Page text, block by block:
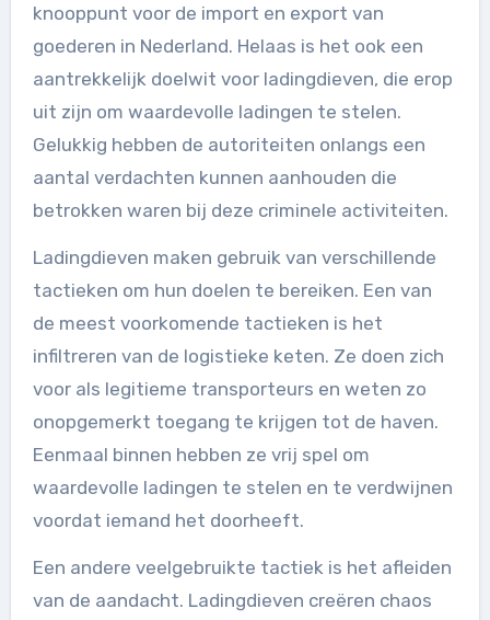
knooppunt voor de import en export van
goederen in Nederland. Helaas is het ook een
aantrekkelijk doelwit voor ladingdieven, die erop
uit zijn om waardevolle ladingen te stelen.
Gelukkig hebben de autoriteiten onlangs een
aantal verdachten kunnen aanhouden die
betrokken waren bij deze criminele activiteiten.
Ladingdieven maken gebruik van verschillende
tactieken om hun doelen te bereiken. Een van
de meest voorkomende tactieken is het
infiltreren van de logistieke keten. Ze doen zich
voor als legitieme transporteurs en weten zo
onopgemerkt toegang te krijgen tot de haven.
Eenmaal binnen hebben ze vrij spel om
waardevolle ladingen te stelen en te verdwijnen
voordat iemand het doorheeft.
Een andere veelgebruikte tactiek is het afleiden
van de aandacht. Ladingdieven creëren chaos